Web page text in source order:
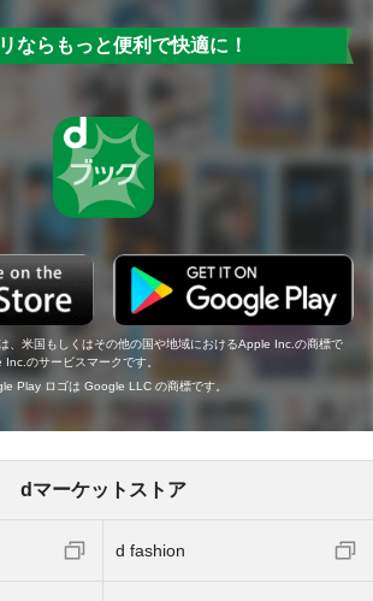
ならもっと便利で快適に！
、米国もしくはその他の国や地域におけるApple Inc.の商標で
のサービスマークです。
Play ロゴは Google LLC の商標です。
dマーケットストア
d fashion